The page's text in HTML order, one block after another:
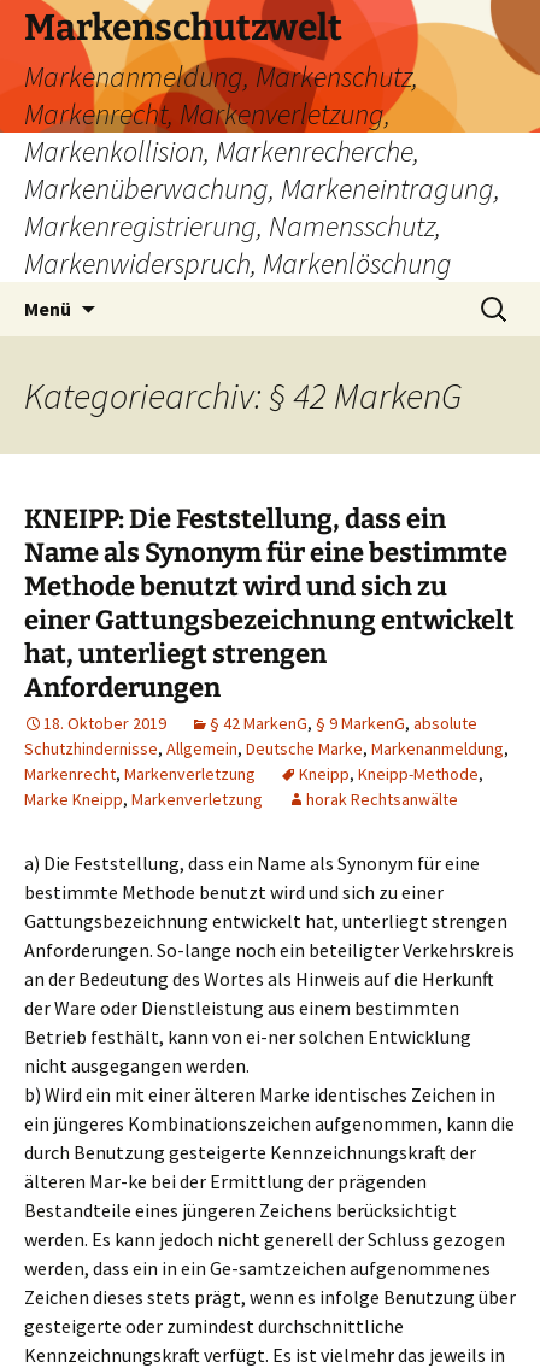
Zum
Inhalt
springen
Markenschutzwelt
Markenanmeldung, Markenschutz,
Markenrecht, Markenverletzung,
Markenkollision, Markenrecherche,
Markenüberwachung, Markeneintragung,
Markenregistrierung, Namensschutz,
Markenwiderspruch, Markenlöschung
Menü
Suchen
nach:
Kategoriearchiv: § 42 MarkenG
KNEIPP: Die Feststellung, dass ein
Name als Synonym für eine bestimmte
Methode benutzt wird und sich zu
einer Gattungsbezeichnung entwickelt
hat, unterliegt strengen
Anforderungen
18. Oktober 2019 § 42 MarkenG, § 9 MarkenG, absolute
Schutzhindernisse, Allgemein, Deutsche Marke, Markenanmeldung,
Markenrecht, Markenverletzung Kneipp, Kneipp-Methode,
Marke Kneipp, Markenverletzung horak Rechtsanwälte
a) Die Feststellung, dass ein Name als Synonym für eine
bestimmte Methode benutzt wird und sich zu einer
Gattungsbezeichnung entwickelt hat, unterliegt strengen
Anforderungen. So-lange noch ein beteiligter Verkehrskreis
an der Bedeutung des Wortes als Hinweis auf die Herkunft
der Ware oder Dienstleistung aus einem bestimmten
Betrieb festhält, kann von ei-ner solchen Entwicklung
nicht ausgegangen werden.
b) Wird ein mit einer älteren Marke identisches Zeichen in
ein jüngeres Kombinationszeichen aufgenommen, kann die
durch Benutzung gesteigerte Kennzeichnungskraft der
älteren Mar-ke bei der Ermittlung der prägenden
Bestandteile eines jüngeren Zeichens berücksichtigt
werden. Es kann jedoch nicht generell der Schluss gezogen
werden, dass ein in ein Ge-samtzeichen aufgenommenes
Zeichen dieses stets prägt, wenn es infolge Benutzung über
gesteigerte oder zumindest durchschnittliche
Kennzeichnungskraft verfügt. Es ist vielmehr das jeweils in